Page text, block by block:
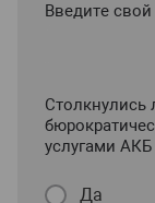
Введите свой
услугами
Да